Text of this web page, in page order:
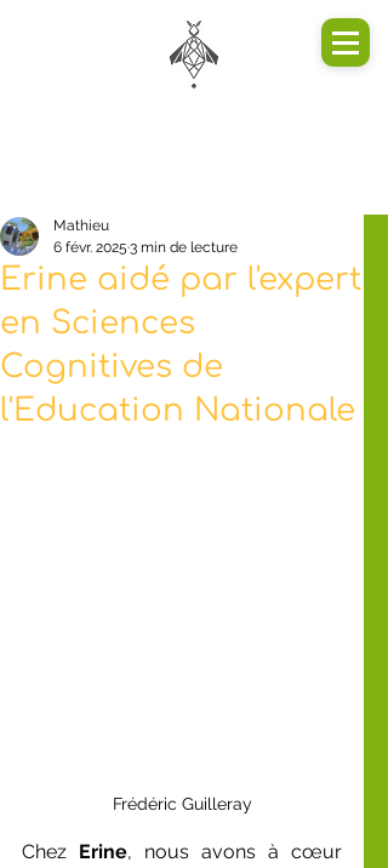
Erine aidé par l'expert
en Sciences
Cognitives de
l'Education Nationale
Mathieu
6 févr. 2025 3 min de lecture
Frédéric Guilleray
Chez Erine, nous avons à cœur